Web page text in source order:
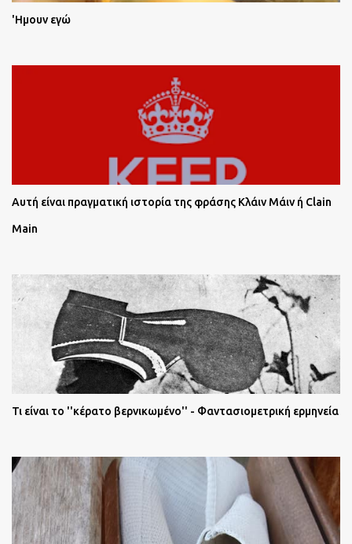
'Ημουν εγώ
Αυτή είναι πραγματική ιστορία της φράσης Κλάιν Μάιν ή Clain
Main
Τι είναι το ''κέρατο βερνικωμένο'' - Φαντασιομετρική ερμηνεία